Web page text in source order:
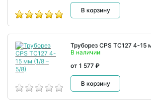
В корзину
Труборез CPS TC127 4-15
В наличии
от 1 577 ₽
В корзину